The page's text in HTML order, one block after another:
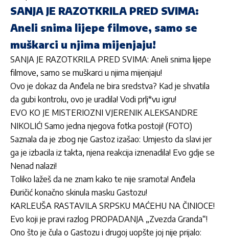
SANJA JE RAZOTKRILA PRED SVIMA:
Aneli snima lijepe filmove, samo se
muškarci u njima mijenjaju!
SANJA JE RAZOTKRILA PRED SVIMA: Aneli snima lijepe
filmove, samo se muškarci u njima mijenjaju!
Ovo je dokaz da Anđela ne bira sredstva? Kad je shvatila
da gubi kontrolu, ovo je uradila! Vodi prlj*vu igru!
EVO KO JE MISTERIOZNI VJERENIK ALEKSANDRE
NIKOLIĆ! Samo jedna njegova fotka postoji! (FOTO)
Saznala da je zbog nje Gastoz izašao: Umjesto da slavi jer
ga je izbacila iz takta, njena reakcija iznenadila! Evo gdje se
Nenad nalazi!
Toliko lažeš da ne znam kako te nije sramota! Anđela
Đuričić konačno skinula masku Gastozu!
KARLEUŠA RASTAVILA SRPSKU MAĆEHU NA ČINIOCE!
Evo koji je pravi razlog PROPADANJA „Zvezda Granda“!
Ono što je čula o Gastozu i drugoj uopšte joj nije prijalo: